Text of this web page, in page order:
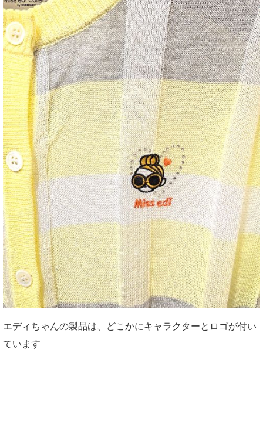
エディちゃんの製品は、どこかにキャラクターとロゴが付い
ています